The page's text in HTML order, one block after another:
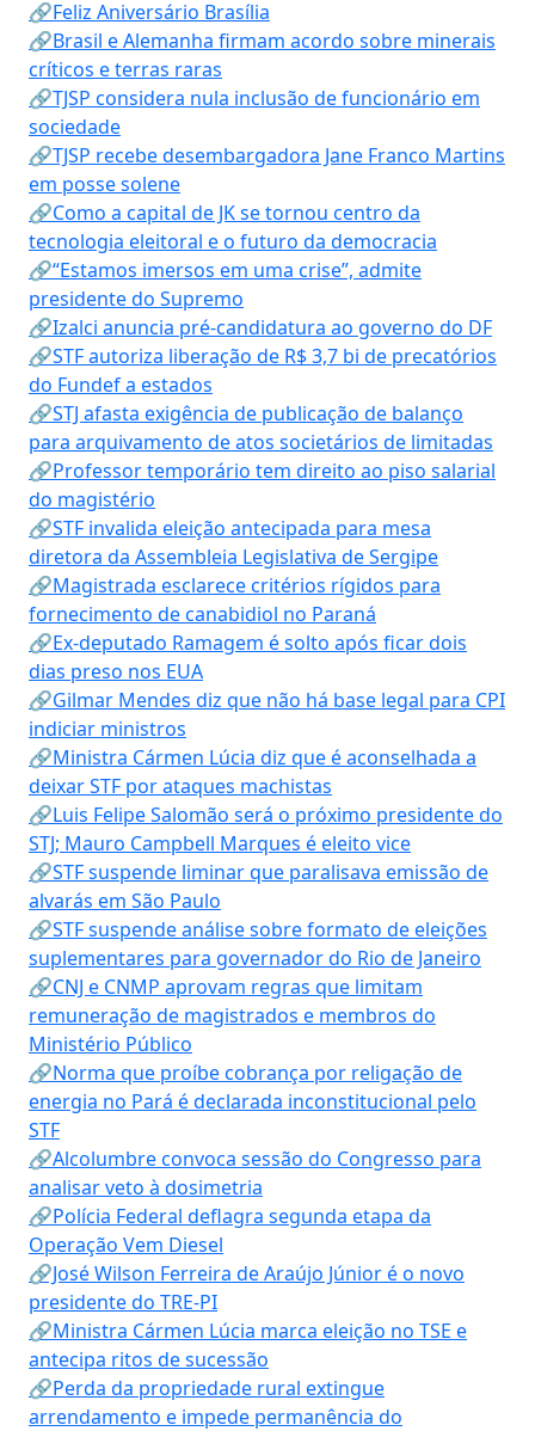
🔗Feliz Aniversário Brasília
🔗Brasil e Alemanha firmam acordo sobre minerais
críticos e terras raras
🔗TJSP considera nula inclusão de funcionário em
sociedade
🔗TJSP recebe desembargadora Jane Franco Martins
em posse solene
🔗Como a capital de JK se tornou centro da
tecnologia eleitoral e o futuro da democracia
🔗“Estamos imersos em uma crise”, admite
presidente do Supremo
🔗Izalci anuncia pré-candidatura ao governo do DF
🔗STF autoriza liberação de R$ 3,7 bi de precatórios
do Fundef a estados
🔗STJ afasta exigência de publicação de balanço
para arquivamento de atos societários de limitadas
🔗Professor temporário tem direito ao piso salarial
do magistério
🔗STF invalida eleição antecipada para mesa
diretora da Assembleia Legislativa de Sergipe
🔗Magistrada esclarece critérios rígidos para
fornecimento de canabidiol no Paraná
🔗Ex-deputado Ramagem é solto após ficar dois
dias preso nos EUA
🔗Gilmar Mendes diz que não há base legal para CPI
indiciar ministros
🔗Ministra Cármen Lúcia diz que é aconselhada a
deixar STF por ataques machistas
🔗Luis Felipe Salomão será o próximo presidente do
STJ; Mauro Campbell Marques é eleito vice
🔗STF suspende liminar que paralisava emissão de
alvarás em São Paulo
🔗STF suspende análise sobre formato de eleições
suplementares para governador do Rio de Janeiro
🔗CNJ e CNMP aprovam regras que limitam
remuneração de magistrados e membros do
Ministério Público
🔗Norma que proíbe cobrança por religação de
energia no Pará é declarada inconstitucional pelo
STF
🔗Alcolumbre convoca sessão do Congresso para
analisar veto à dosimetria
🔗Polícia Federal deflagra segunda etapa da
Operação Vem Diesel
🔗José Wilson Ferreira de Araújo Júnior é o novo
presidente do TRE-PI
🔗Ministra Cármen Lúcia marca eleição no TSE e
antecipa ritos de sucessão
🔗Perda da propriedade rural extingue
arrendamento e impede permanência do